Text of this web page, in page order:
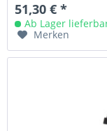
51,30 € *
Ab Lager
Merken